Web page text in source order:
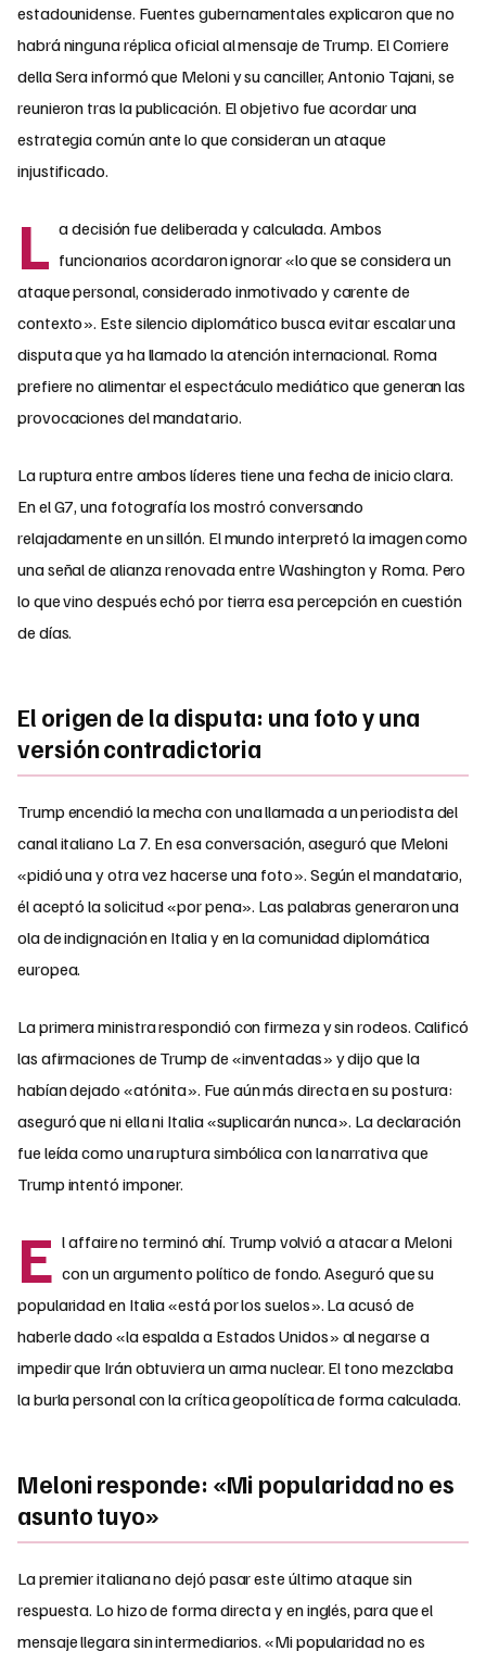
estadounidense. Fuentes gubernamentales explicaron que no
habrá ninguna réplica oficial al mensaje de Trump. El Corriere
della Sera informó que Meloni y su canciller, Antonio Tajani, se
reunieron tras la publicación. El objetivo fue acordar una
estrategia común ante lo que consideran un ataque
injustificado.
L a decisión fue deliberada y calculada. Ambos
funcionarios acordaron ignorar «lo que se considera un
ataque personal, considerado inmotivado y carente de
contexto». Este silencio diplomático busca evitar escalar una
disputa que ya ha llamado la atención internacional. Roma
prefiere no alimentar el espectáculo mediático que generan las
provocaciones del mandatario.
La ruptura entre ambos líderes tiene una fecha de inicio clara.
En el G7, una fotografía los mostró conversando
relajadamente en un sillón. El mundo interpretó la imagen como
una señal de alianza renovada entre Washington y Roma. Pero
lo que vino después echó por tierra esa percepción en cuestión
de días.
El origen de la disputa: una foto y una
versión contradictoria
Trump encendió la mecha con una llamada a un periodista del
canal italiano La 7. En esa conversación, aseguró que Meloni
«pidió una y otra vez hacerse una foto». Según el mandatario,
él aceptó la solicitud «por pena». Las palabras generaron una
ola de indignación en Italia y en la comunidad diplomática
europea.
La primera ministra respondió con firmeza y sin rodeos. Calificó
las afirmaciones de Trump de «inventadas» y dijo que la
habían dejado «atónita». Fue aún más directa en su postura:
aseguró que ni ella ni Italia «suplicarán nunca». La declaración
fue leída como una ruptura simbólica con la narrativa que
Trump intentó imponer.
E l affaire no terminó ahí. Trump volvió a atacar a Meloni
con un argumento político de fondo. Aseguró que su
popularidad en Italia «está por los suelos». La acusó de
haberle dado «la espalda a Estados Unidos» al negarse a
impedir que Irán obtuviera un arma nuclear. El tono mezclaba
la burla personal con la crítica geopolítica de forma calculada.
Meloni responde: «Mi popularidad no es
asunto tuyo»
La premier italiana no dejó pasar este último ataque sin
respuesta. Lo hizo de forma directa y en inglés, para que el
mensaje llegara sin intermediarios. «Mi popularidad no es